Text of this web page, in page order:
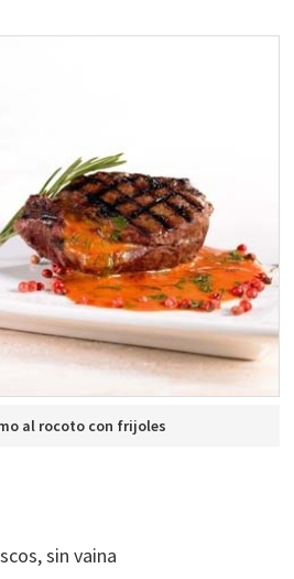
al rocoto con frijoles
sin vaina